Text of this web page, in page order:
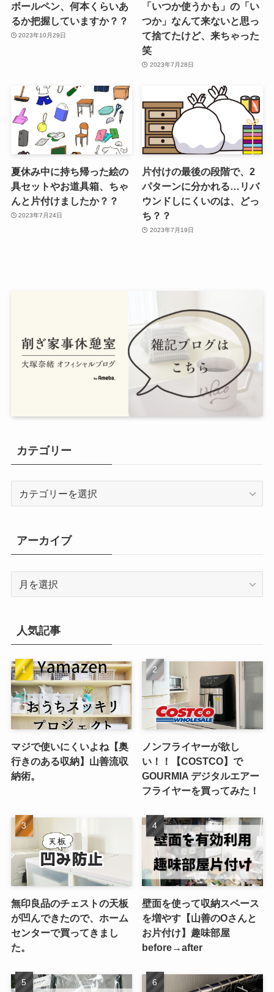
ボールペン、何本くらいあ
るか把握していますか？？
2023年10月29日
「いつか使うかも」の「い
つか」なんて来ないと思っ
て捨てたけど、来ちゃった
笑
2023年7月28日
夏休み中に持ち帰った絵の
具セットやお道具箱、ちゃ
んと片付けましたか？？
2023年7月24日
片付けの最後の段階で、2
パターンに分かれる…リバ
ウンドしにくいのは、どっ
ち？？
2023年7月19日
カテゴリー
ー
アーカイブ
ブ
人気記事
マジで使いにくいよね【奥
行きのある収納】山善流収
納術。
ノンフライヤーが欲し
い！！【COSTCO】で
GOURMIA デジタルエアー
フライヤーを買ってみた！
無印良品のチェストの天板
が凹んできたので、ホーム
センターで買ってきまし
た。
壁面を使って収納スペース
を増やす【山善のOさんと
お片付け】趣味部屋
before→after